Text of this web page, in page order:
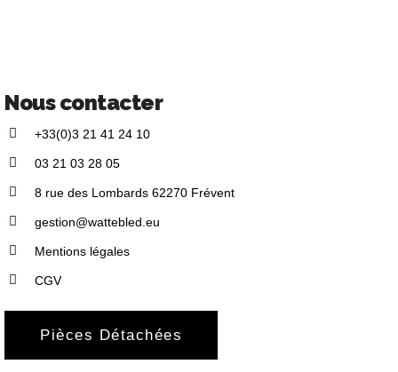
Nous contacter
+33(0)3 21 41 24 10
03 21 03 28 05
8 rue des Lombards 62270 Frévent
gestion@wattebled.eu
Mentions légales
CGV
Pièces Détachées